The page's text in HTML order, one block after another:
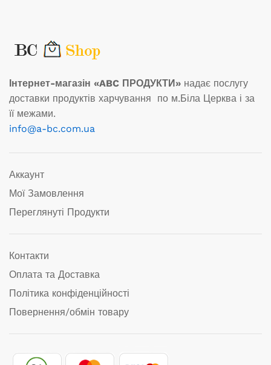
Інтернет-магазін «ABC ПРОДУКТИ» надає послугу
доставки продуктів харчування по м.Біла Церква і за
її межами.
info@a-bc.com.ua
Аккаунт
Мої Замовлення
Переглянуті Продукти
Контакти
Оплата та Доставка
Політика конфіденційності
Повернення/обмін товару